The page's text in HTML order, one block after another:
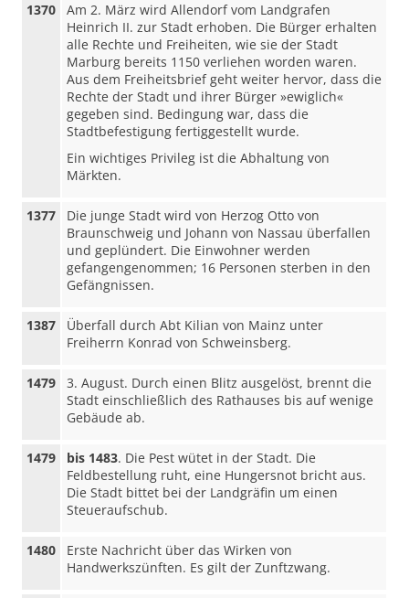
1370
Am 2. März wird Allendorf vom Landgrafen
Heinrich II. zur Stadt erhoben. Die Bürger erhalten
alle Rechte und Freiheiten, wie sie der Stadt
Marburg bereits 1150 verliehen worden waren.
Aus dem Freiheitsbrief geht weiter hervor, dass die
Rechte der Stadt und ihrer Bürger »ewiglich«
gegeben sind. Bedingung war, dass die
Stadtbefestigung fertiggestellt wurde.
Ein wichtiges Privileg ist die Abhaltung von
Märkten.
1377
Die junge Stadt wird von Herzog Otto von
Braunschweig und Johann von Nassau überfallen
und geplündert. Die Einwohner werden
gefangengenommen; 16 Personen sterben in den
Gefängnissen.
1387
Überfall durch Abt Kilian von Mainz unter
Freiherrn Konrad von Schweinsberg.
1479
3. August. Durch einen Blitz ausgelöst, brennt die
Stadt einschließlich des Rathauses bis auf wenige
Gebäude ab.
1479 bis 1483. Die Pest wütet in der Stadt. Die
Feldbestellung ruht, eine Hungersnot bricht aus.
Die Stadt bittet bei der Landgräfin um einen
Steueraufschub.
1480
Erste Nachricht über das Wirken von
Handwerkszünften. Es gilt der Zunftzwang.